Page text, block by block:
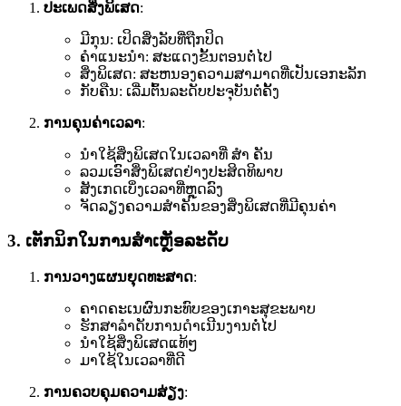
ປະເພດສິ່ງພິເສດ:
ມີກຸນ: ເປິດສິ່ງລັບທີ່ຖືກປິດ
ຄໍາແນະນໍາ: ສະແດງຂັ້ນຕອນຕໍ່ໄປ
ສິ່ງພິເສດ: ສະຫນອງຄວາມສາມາດທີ່ເປັນເອກະລັກ
ກັບຄືນ: ເລີ່ມຕົ້ນລະດັບປະຈຸບັນຕໍ່ຄັ້ງ
ການຄຸນຄ່າເວລາ:
ນໍາໃຊ້ສິ່ງພິເສດໃນເວລາທີ່ ສຳ ຄັນ
ລວມເອົາສິ່ງພິເສດຢ່າງປະສິດທິພາບ
ສັງເກດເບິ່ງເວລາທີ່ຫຼຸດລົງ
ຈັດລຽງຄວາມສໍາຄັນຂອງສິ່ງພິເສດທີ່ມີຄຸນຄ່າ
3. ເຕັກນິກໃນການສໍາເຫຼັອລະດັບ
ການວາງແຜນຍຸດທະສາດ:
ຄາດຄະເນຜົນກະທົບຂອງເກາະສຸຂະພາບ
ຮັກສາລໍາດັບການດໍາເນີນງານຕໍ່ໄປ
ນໍາໃຊ້ສິ່ງພິເສດແທ້ໆ
ມາໃຊ້ໃນເວລາທີ່ດີ
ການຄວບຄຸມຄວາມສ່ຽງ: